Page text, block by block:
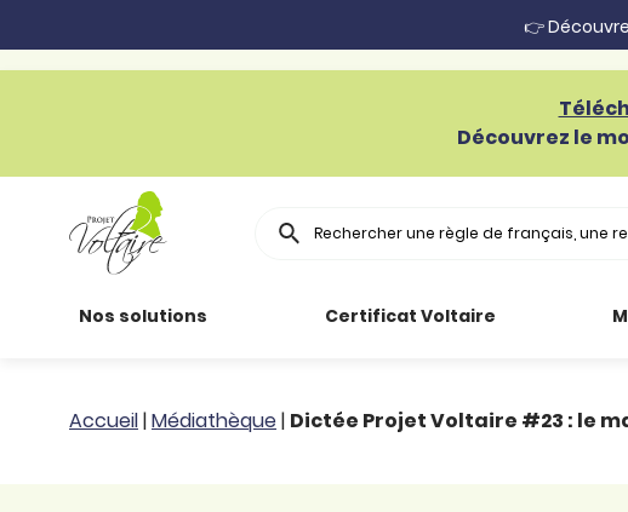
👉
Découvrez le
Rechercher
Nos solutions
Particuliers
Certificat Voltaire
Toutes nos
Conjugaison
Accueil|Médiathèque| Dictée Projet Voltaire #23 : le